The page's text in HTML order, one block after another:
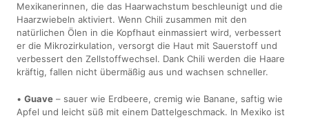
Mexikanerinnen, die das Haarwachstum beschleunigt und die
Haarzwiebeln aktiviert. Wenn Chili zusammen mit den
natürlichen Ölen in die Kopfhaut einmassiert wird, verbessert
er die Mikrozirkulation, versorgt die Haut mit Sauerstoff und
verbessert den Zellstoffwechsel. Dank Chili werden die Haare
kräftig, fallen nicht übermäßig aus und wachsen schneller.
•Guave – sauer wie Erdbeere, cremig wie Banane, saftig wie
Apfel und leicht süß mit einem Dattelgeschmack. In Mexiko ist